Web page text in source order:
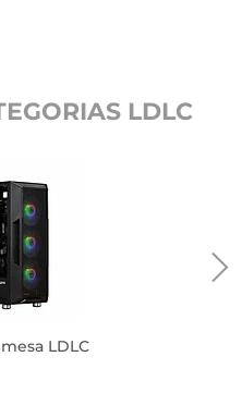
LDLC
LDLC